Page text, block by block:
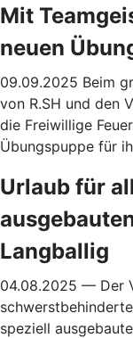
Mit
neuen
09.09.2025 Beim
von R.SH und den
die Freiwillige
Übungspuppe für
Urlaub für
Langballig
04.08.2025 — Der
speziell